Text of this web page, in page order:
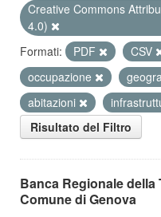
Creative Commons
4.0)
Formati:
PDF CSV
occupazione
abitazioni
Risultato del Filtro
Banca Regionale
Comune di Genova